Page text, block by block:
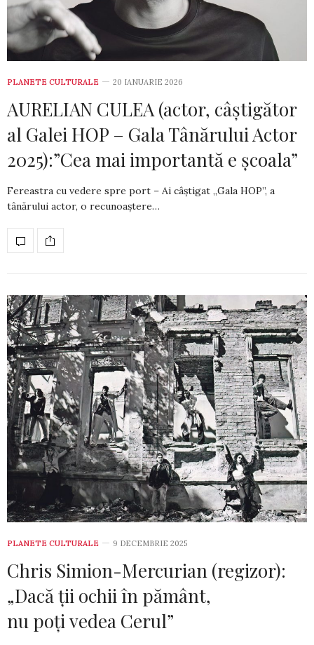
PLANETE CULTURALE 20 IANUARIE 2026
AURELIAN CULEA (actor, câștigător
al Galei HOP – Gala Tânărului Actor
2025):”Cea mai importantă e școala”
Fereastra cu vedere spre port – Ai câștigat „Gala HOP”, a
tânărului actor, o recunoaștere…
PLANETE CULTURALE 9 DECEMBRIE 2025
Chris Simion-Mercurian (regizor):
„Dacă ții ochii în pământ,
nu poți vedea Cerul”